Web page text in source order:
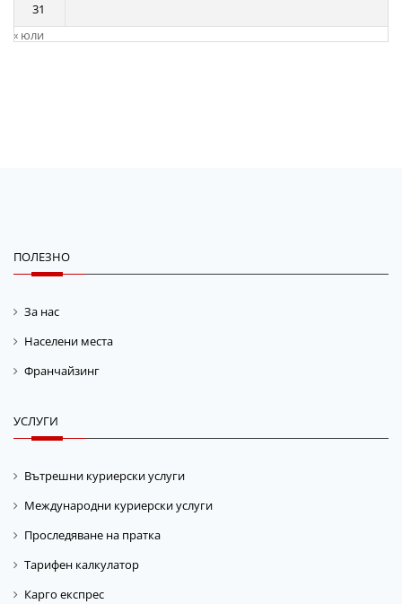
31
« юли
ПОЛЕЗНО
За нас
Населени места
Франчайзинг
УСЛУГИ
Вътрешни куриерски услуги
Международни куриерски услуги
Проследяване на пратка
Тарифен калкулатор
Карго експрес